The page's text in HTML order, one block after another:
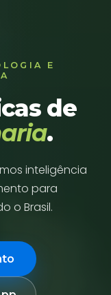
E
de
.
inteligência
para
o Brasil.